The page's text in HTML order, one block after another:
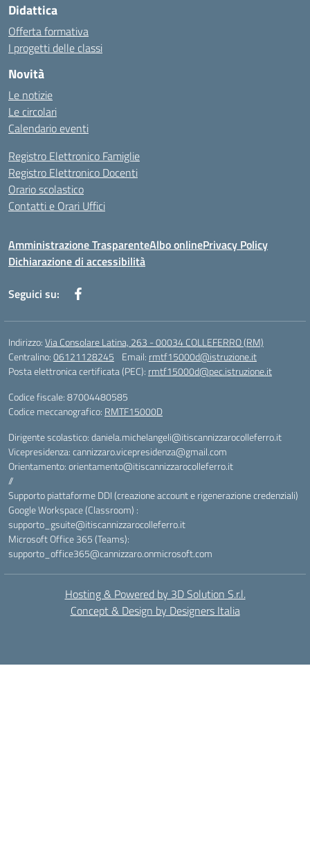
Didattica
Offerta formativa
I progetti delle classi
Novità
Le notizie
Le circolari
Calendario eventi
Registro Elettronico Famiglie
Registro Elettronico Docenti
Orario scolastico
Contatti e Orari Uffici
Amministrazione TrasparenteAlbo onlinePrivacy Policy
Dichiarazione di accessibilità
Seguici su:
Indirizzo:Via Consolare Latina, 263 - 00034 COLLEFERRO (RM)
Centralino:06121128245 Email: rmtf15000d@istruzione.it
Posta elettronica certificata (PEC): rmtf15000d@pec.istruzione.it
Codice fiscale: 87004480585
Codice meccanografico: RMTF15000D
Dirigente scolastico: daniela.michelangeli@itiscannizzarocolleferro.it
Vicepresidenza: cannizzaro.vicepresidenza@gmail.com
Orientamento: orientamento@itiscannizzarocolleferro.it
//
Supporto piattaforme DDI (creazione account e rigenerazione credenziali)
Google Workspace (Classroom) :
supporto_gsuite@itiscannizzarocolleferro.it
Microsoft Office 365 (Teams):
supporto_office365@cannizzaro.onmicrosoft.com
Hosting & Powered by 3D Solution S.r.l.
Concept & Design by Designers Italia